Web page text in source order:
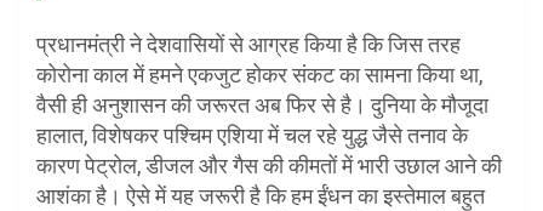
प्रधानमंत्री ने देशवासियों से आग्रह किया है कि जिस तरह
कोरोना काल में हमने एकजुट होकर संकट का सामना किया था,
वैसी ही अनुशासन की जरूरत अब फिर से है। दुनिया के मौजूदा
हालात, विशेषकर पश्चिम एशिया में चल रहे युद्ध जैसे तनाव के
कारण पेट्रोल, डीजल और गैस की कीमतों में भारी उछाल आने की
आशंका है। ऐसे में यह जरूरी है कि हम ईंधन का इस्तेमाल बहुत